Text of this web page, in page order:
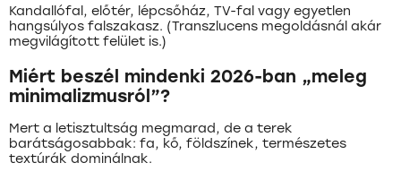
Kandallófal, előtér, lépcsőház, TV-fal vagy egyetlen
hangsúlyos falszakasz. (Transzlucens megoldásnál akár
megvilágított felület is.)
Miért beszél mindenki 2026-ban „meleg
minimalizmusról”?
Mert a letisztultság megmarad, de a terek
barátságosabbak: fa, kő, földszínek, természetes
textúrák dominálnak.